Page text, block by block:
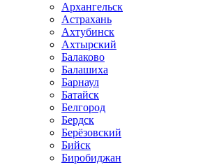
Архангельск
Астрахань
Ахтубинск
Ахтырский
Балаково
Балашиха
Барнаул
Батайск
Белгород
Бердск
Берёзовский
Бийск
Биробиджан